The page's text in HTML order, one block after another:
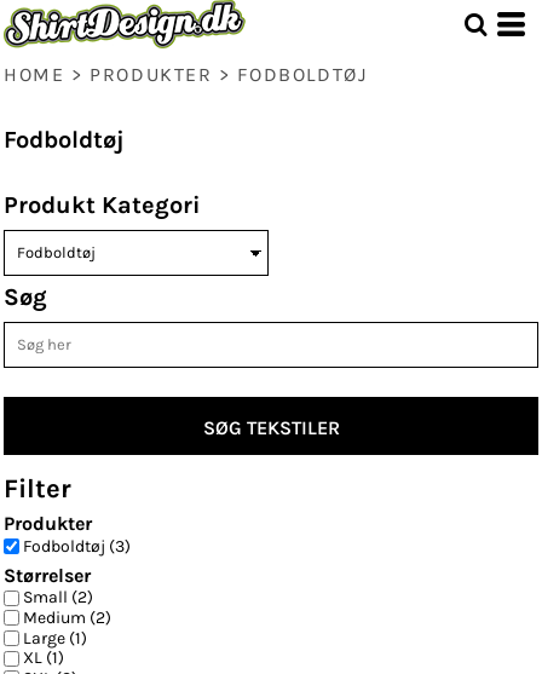
HOME > PRODUKTER > FODBOLDTØJ
Fodboldtøj
Produkt Kategori
Søg
SØG TEKSTILER
Filter
Produkter
Fodboldtøj (3)
Størrelser
Small (2)
Medium (2)
Large (1)
XL (1)
Standart
Price: Lowest First
Date Added